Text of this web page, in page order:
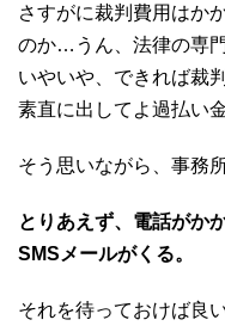
さすがに裁判費用はか
のか…うん、法律の専門
いやいや、できれば裁
素直に出してよ過払い金
そう思いながら、事務
とりあえず、電話がか
SMSメールがくる。
それを待っておけば良い